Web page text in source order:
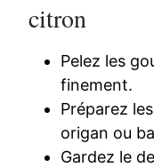
citron
Pelez les
finement.
Préparez
origan ou
Gardez le